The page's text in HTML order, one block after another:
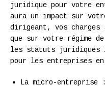
juridique pour votre
aura un impact sur
dirigeant, vos
que sur votre régime
les statuts juridiques
pour les entreprises
La micro-entreprise